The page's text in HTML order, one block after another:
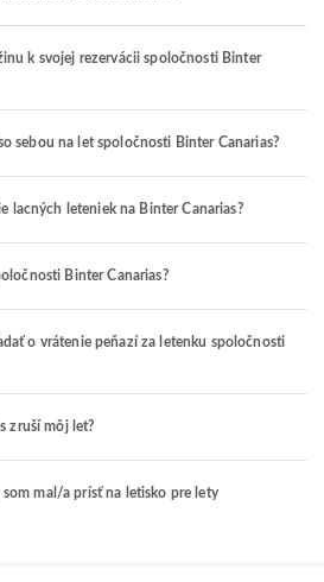
k svojej rezervácii spoločnosti Binter
sebou na let spoločnosti Binter Canarias?
lacných leteniek na Binter Canarias?
Binter Canarias?
o vrátenie peňazí za letenku spoločnosti
zruší môj let?
mal/a prísť na letisko pre lety